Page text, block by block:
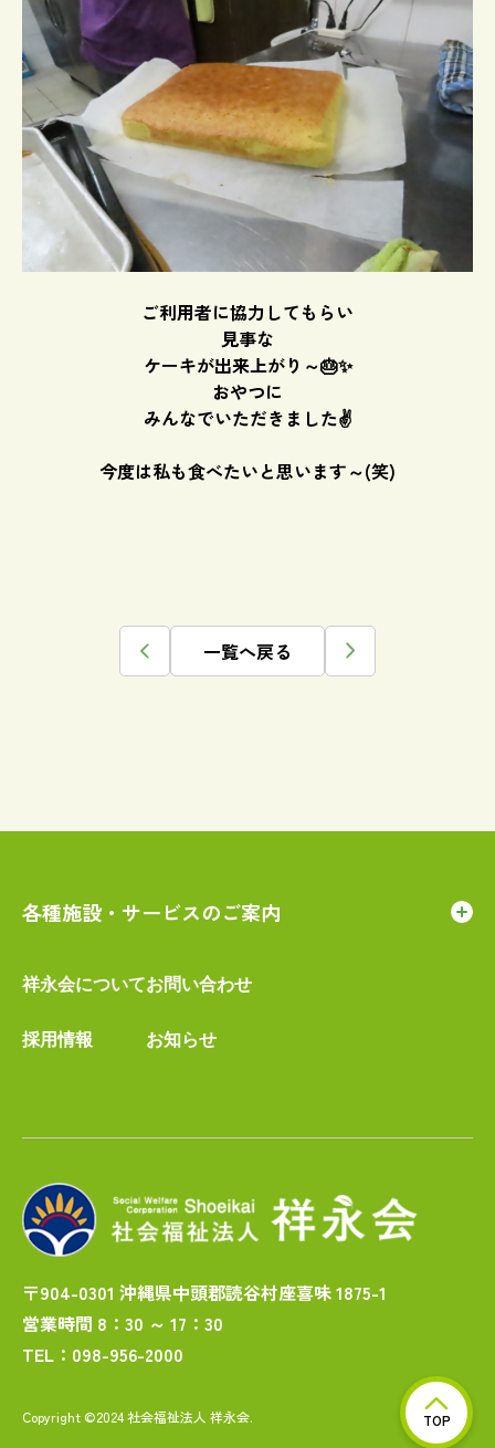
TOP
ご利用者に協力してもらい
見事な
ケーキが出来上がり～🎂✨
おやつに
みんなでいただきました✌
今度は私も食べたいと思います～(笑)
一覧へ戻る
各種施設・サービスのご案内
祥永会について
採用情報
お問い合わせ
お知らせ
〒904-0301 沖縄県中頭郡読谷村座喜味 1875-1
営業時間 8：30 ～ 17：30
TEL：098-956-2000
Copyright ©2024 社会福祉法人 祥永会.